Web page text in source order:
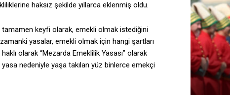
haksız şekilde yıllarca eklenmiş oldu.
tamamen keyfi olarak, emekli olmak istediğini
yasalar, emekli olmak için hangi şartları
olarak “Mezarda Emeklilik Yasası” olarak
yasa nedeniyle yaşa takılan yüz binlerce emekçi